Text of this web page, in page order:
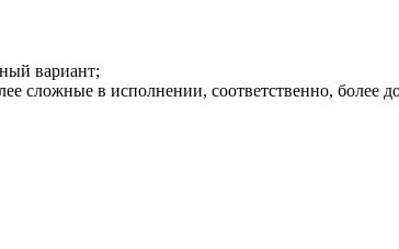
вариант;
сложные в исполнении, соответственно, более